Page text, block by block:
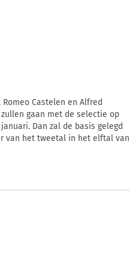
Castelen en Alfred
gaan met de selectie op
Dan zal de basis gelegd
van het tweetal in het elftal van